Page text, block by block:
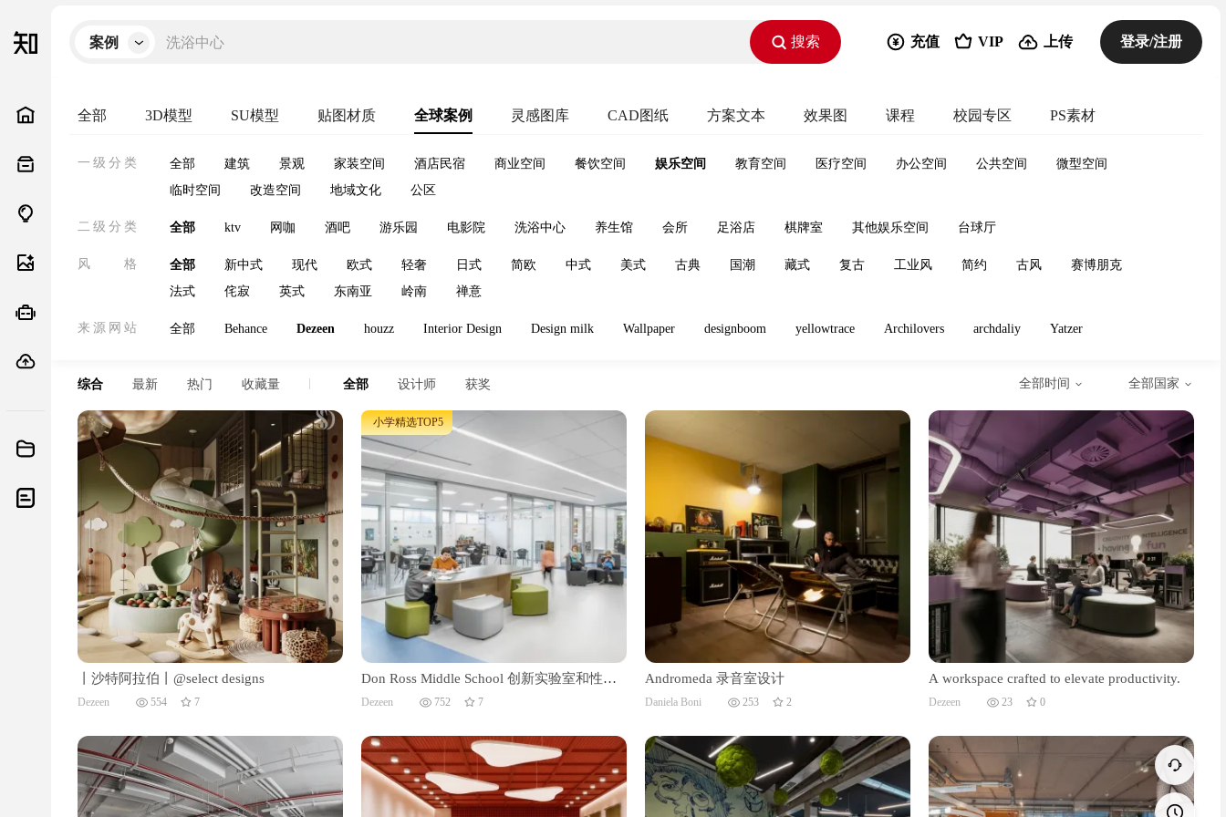
充值 VIP 上传 登录/注册
洗浴中心
案例 搜索
全部 3D模型 SU模型 贴图材质 全球案例 灵感图库 CAD图纸 方案文本 效果图 课程 校园专区 PS素材
一级分类 全部 建筑 景观 家装空间 酒店民宿 商业空间 餐饮空间 娱乐空间 教育空间 医疗空间 办公空间 公共空间
微型空间
临时空间
改造空间 地域文化 公区
二级分类 全部 ktv 网咖 酒吧 游乐园 电影院 洗浴中心 养生馆 会所 足浴店 棋牌室 其他娱乐空间 台球厅
风格 全部 新中式 现代 欧式 轻奢 日式 简欧 中式 美式 古典 国潮 藏式 复古 工业风 简约 古风
赛博朋克
法式
侘寂 英式 东南亚 岭南 禅意
来源网站 全部 Behance Dezeen houzz Interior Design Design milk Wallpaper designboom yellowtrace Archilovers archdaliy Yatzer
综合 最新 热门 收藏量 全部 设计师 获奖 全部时间 全部国家
丨沙特阿拉伯丨@select designs
Dezeen 554 7
小学精选TOP5
Don Ross Middle School 创新实验室和性别
中性洗手间设计
Dezeen 752 7
Andromeda 录音室设计
Daniela Boni 253 2
A workspace crafted to elevate productivity.
Dezeen 23 0